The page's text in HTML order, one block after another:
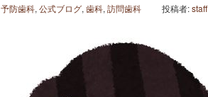
予防歯科, 公式ブログ, 歯科, 訪問歯科 投稿者:staff